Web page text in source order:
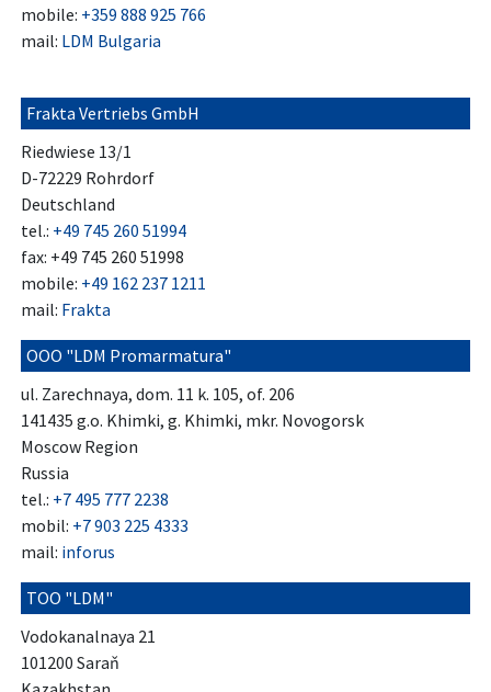
mobile: +359 888 925 766
mail: LDM Bulgaria
Frakta Vertriebs GmbH
Riedwiese 13/1
D-72229 Rohrdorf
Deutschland
tel.: +49 745 260 51994
fax: +49 745 260 51998
mobile: +49 162 237 1211
mail: Frakta
OOO "LDM Promarmatura"
ul. Zarechnaya, dom. 11 k. 105, of. 206
141435 g.o. Khimki, g. Khimki, mkr. Novogorsk
Moscow Region
Russia
tel.: +7 495 777 2238
mobil: +7 903 225 4333
mail: inforus
TOO "LDM"
Vodokanalnaya 21
101200 Saraň